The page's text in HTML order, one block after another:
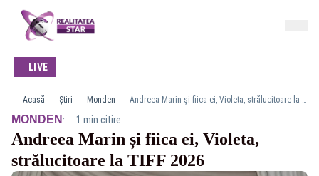
LIVE
Acasă Știri Monden Andreea Marin și fiica ei, Violeta, strălucitoare la TIFF 2026
MONDEN · 1 min citire
Andreea Marin și fiica ei, Violeta,
strălucitoare la TIFF 2026